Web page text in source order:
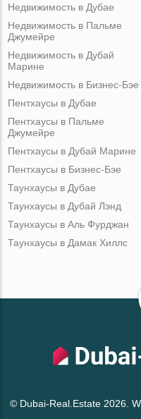
Недвижимость в Дубае
Недвижимость в Пальме
Джумейре
Недвижимость в Дубай
Марине
Недвижимость в Бизнес-Бэе
Пентхаусы в Дубае
Пентхаусы в Пальме
Джумейре
Пентхаусы в Дубай Марине
Пентхаусы в Бизнес-Бэе
Таунхаусы в Дубае
Таунхаусы в Дубай Лэнд
Таунхаусы в Аль Фурджан
Таунхаусы в Дамак Хиллс
© Dubai-Real.Estate 2026.